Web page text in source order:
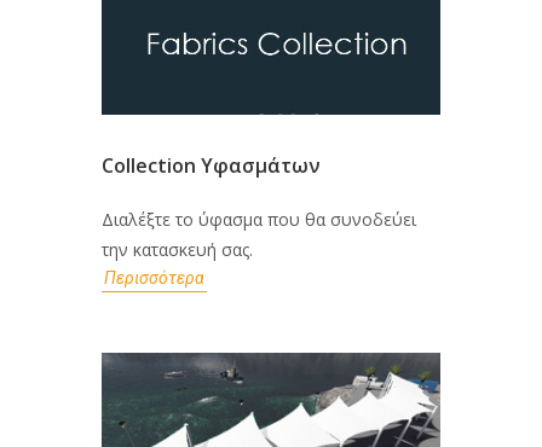
Collection Υφασμάτων
Διαλέξτε το ύφασμα που θα συνοδεύει
την κατασκευή σας.
Περισσότερα